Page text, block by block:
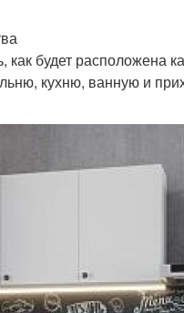
будет расположена
кухню, ванную и